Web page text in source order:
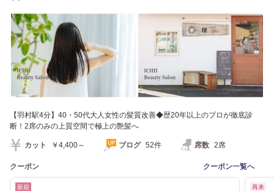
【羽村駅4分】40・50代大人女性の髪質改善◆歴20年以上のプロが徹底診
断！2席のみの上質空間で極上の艶髪へ
カット ￥4,400～ ブログ 52件 席数 2席
クーポン クーポン一覧へ
新規 再来